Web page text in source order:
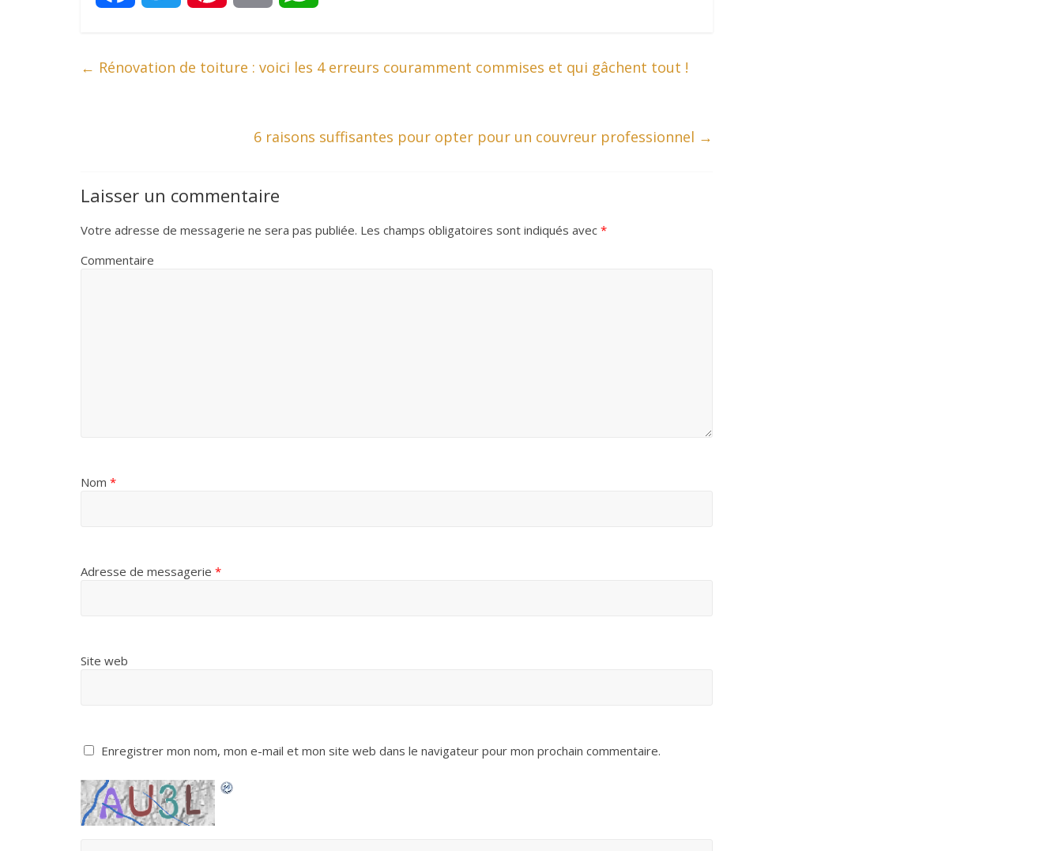
c
o
k
i
r
n
e
a
l
a
s
p
← Rénovation de toiture : voici les 4 erreurs couramment commises et qui gâchent tout !
6 raisons suffisantes pour opter pour un couvreur professionnel →
Laisser un commentaire
Votre adresse de messagerie ne sera pas publiée. Les champs obligatoires sont indiqués avec *
Commentaire
Nom *
Adresse de messagerie *
Site web
Enregistrer mon nom, mon e-mail et mon site web dans le navigateur pour mon prochain commentaire.